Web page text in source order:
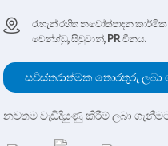
රැහැන් රහිත නවෝත්පාදන
චෙන්ග්ඩු, සිචුවාන්, PR චීනය.
සවිස්තරාත්මක තොරතුරු ලබා
නවතම වැඩිදියුණු කිරීම් ලබා